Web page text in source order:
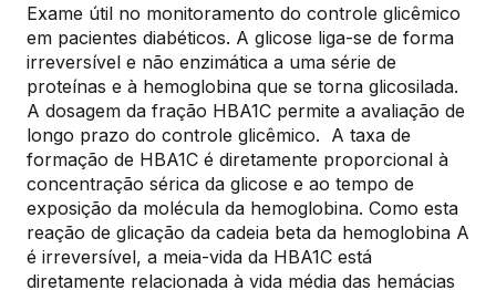
Exame útil no monitoramento do controle glicêmico
em pacientes diabéticos. A glicose liga-se de forma
irreversível e não enzimática a uma série de
proteínas e à hemoglobina que se torna glicosilada.
A dosagem da fração HBA1C permite a avaliação de
longo prazo do controle glicêmico. A taxa de
formação de HBA1C é diretamente proporcional à
concentração sérica da glicose e ao tempo de
exposição da molécula da hemoglobina. Como esta
reação de glicação da cadeia beta da hemoglobina A
é irreversível, a meia-vida da HBA1C está
diretamente relacionada à vida média das hemácias